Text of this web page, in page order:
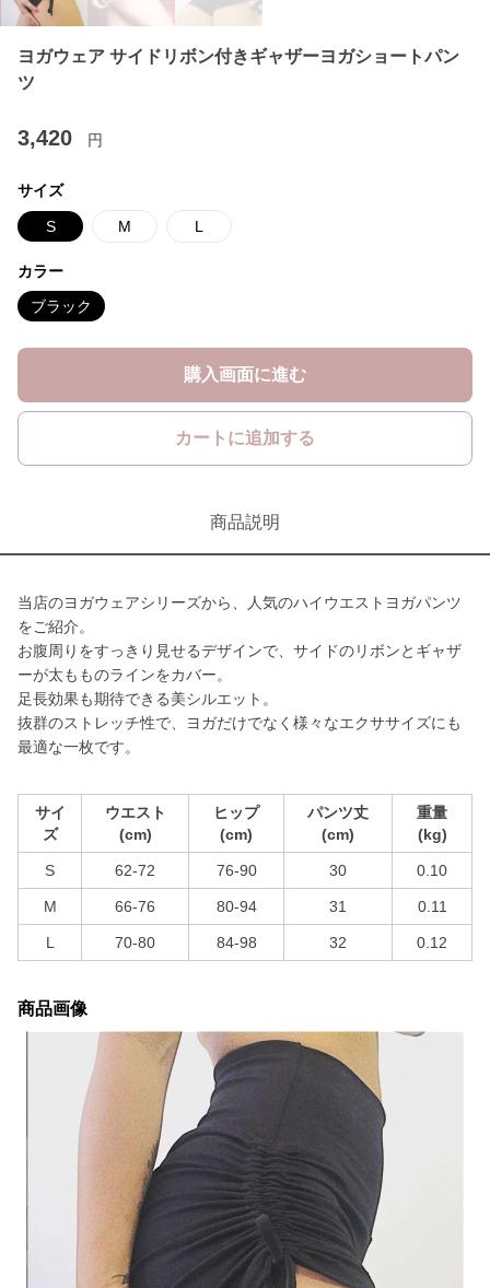
ヨガウェア サイドリボン付きギャザーヨガショートパン
ツ
3,420 円
サイズ
S M L
カラー
ブラック
購入画面に進む
カートに追加する
商品説明
当店のヨガウェアシリーズから、人気のハイウエストヨガパンツ
をご紹介。
お腹周りをすっきり見せるデザインで、サイドのリボンとギャザ
ーが太もものラインをカバー。
足長効果も期待できる美シルエット。
抜群のストレッチ性で、ヨガだけでなく様々なエクササイズにも
最適な一枚です。
サイ
ズ
ウエスト
(cm)
ヒップ
(cm)
パンツ丈
(cm)
重量
(kg)
S 62-72 76-90 30 0.10
M 66-76 80-94 31 0.11
L 70-80 84-98 32 0.12
商品画像